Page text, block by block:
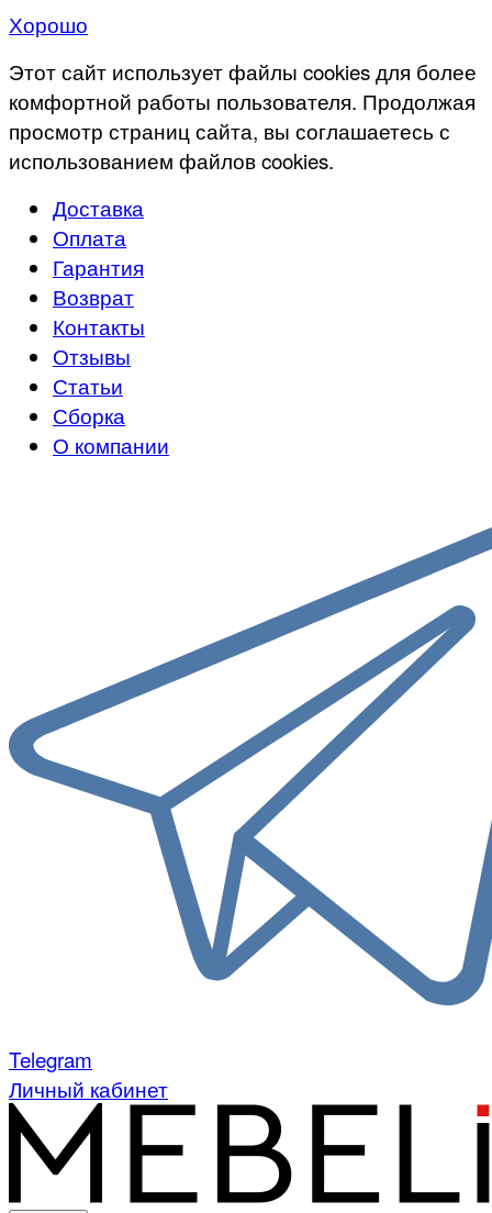
Хорошо
Этот сайт использует файлы cookies для более
комфортной работы пользователя. Продолжая
просмотр страниц сайта, вы соглашаетесь с
использованием файлов cookies.
Доставка
Оплата
Гарантия
Возврат
Контакты
Отзывы
Статьи
Сборка
О компании
Telegram
Личный кабинет